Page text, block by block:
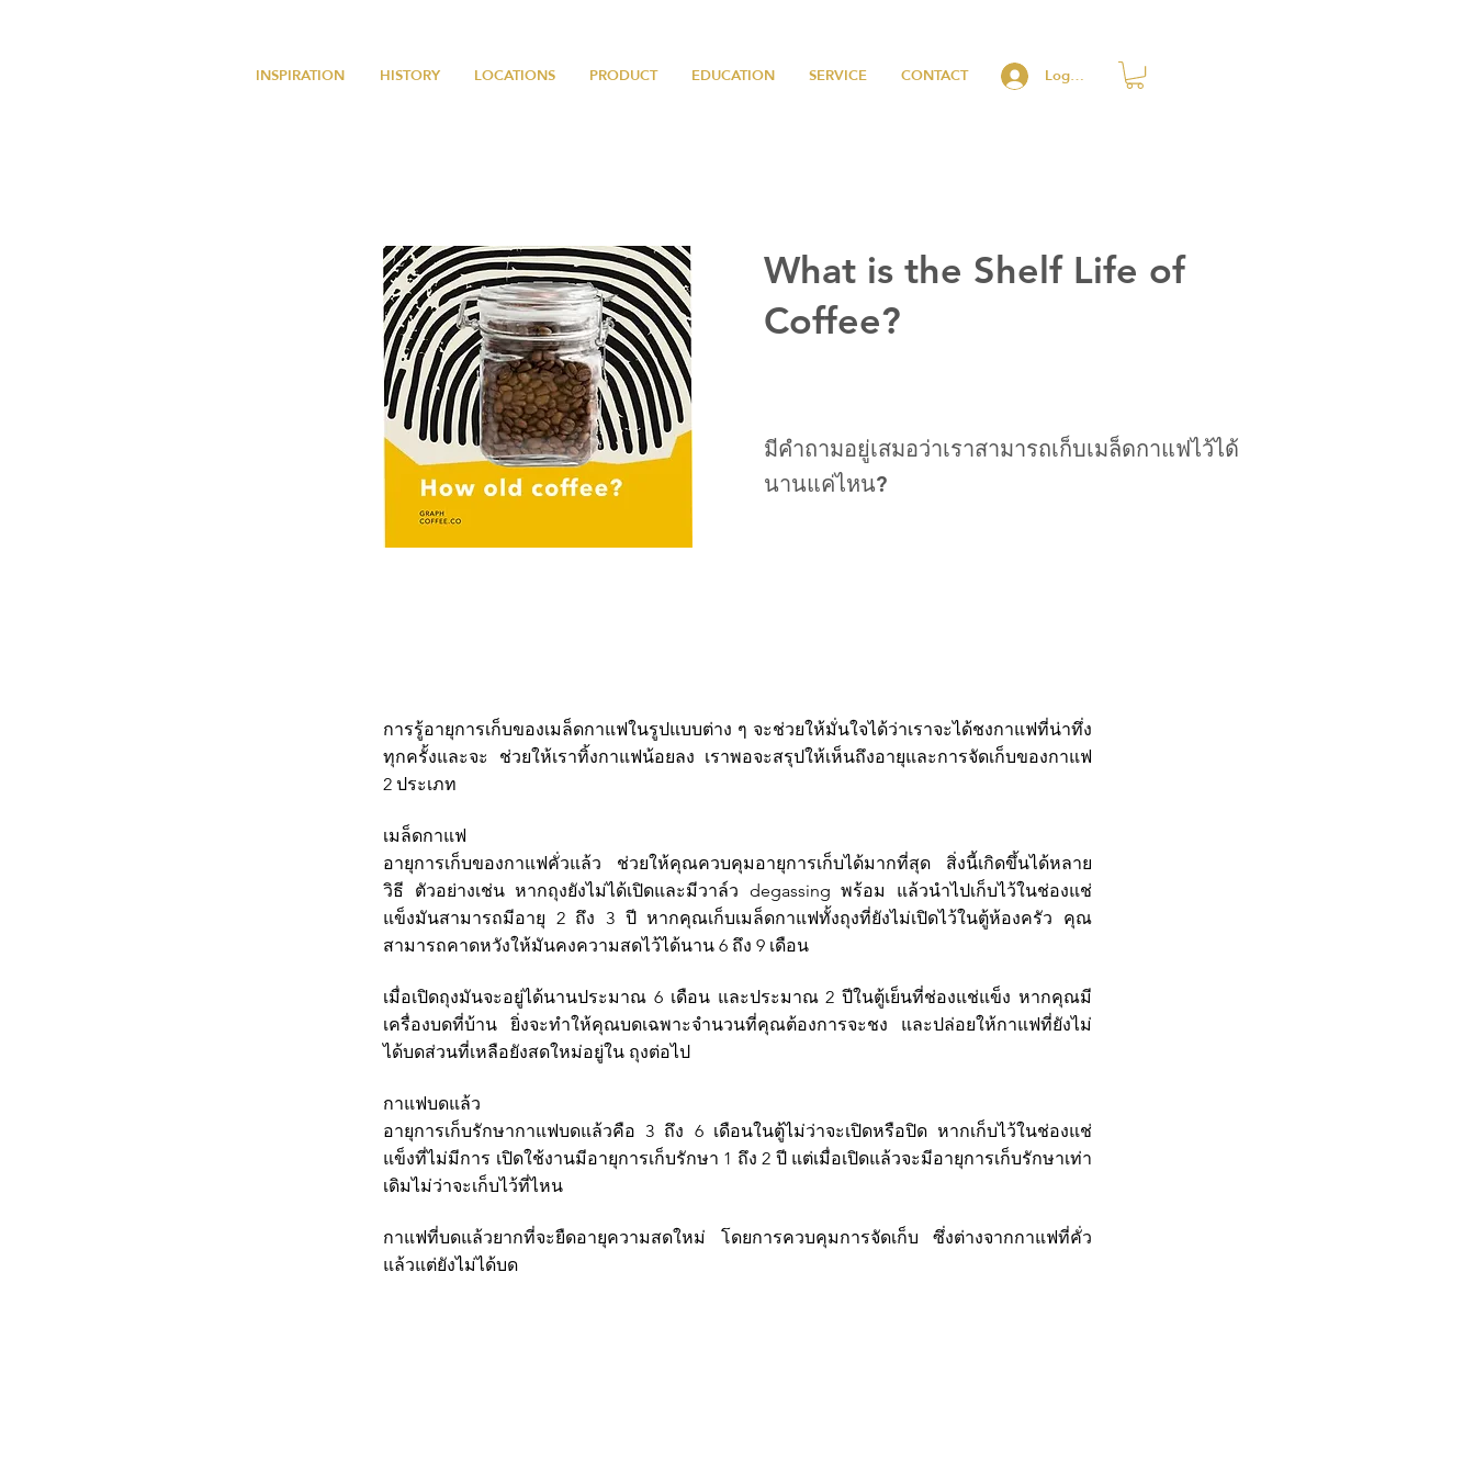
INSPIRATION HISTORY LOCATIONS PRODUCT EDUCATION SERVICE CONTACT Log In
What is the Shelf Life of
Coffee?
มีคำถามอยู่เสมอว่าเราสามารถเก็บเมล็ดกาแฟไว้ได้
นานแค่ไหน?
การรู้อายุการเก็บของเมล็ดกาแฟในรูปแบบต่าง ๆ จะช่วยให้มั่นใจได้ว่าเราจะได้ชงกาแฟที่น่าทึ่ง
ทุกครั้งและจะ ช่วยให้เราทิ้งกาแฟน้อยลง เราพอจะสรุปให้เห็นถึงอายุและการจัดเก็บของกาแฟ
2 ประเภท
เมล็ดกาแฟ
อายุการเก็บของกาแฟคั่วแล้ว ช่วยให้คุณควบคุมอายุการเก็บได้มากที่สุด สิ่งนี้เกิดขึ้นได้หลาย
วิธี ตัวอย่างเช่น หากถุงยังไม่ได้เปิดและมีวาล์ว degassing พร้อม แล้วนำไปเก็บไว้ในช่องแช่
แข็งมันสามารถมีอายุ 2 ถึง 3 ปี หากคุณเก็บเมล็ดกาแฟทั้งถุงที่ยังไม่เปิดไว้ในตู้ห้องครัว คุณ
สามารถคาดหวังให้มันคงความสดไว้ได้นาน 6 ถึง 9 เดือน
เมื่อเปิดถุงมันจะอยู่ได้นานประมาณ 6 เดือน และประมาณ 2 ปีในตู้เย็นที่ช่องแช่แข็ง หากคุณมี
เครื่องบดที่บ้าน ยิ่งจะทำให้คุณบดเฉพาะจำนวนที่คุณต้องการจะชง และปล่อยให้กาแฟที่ยังไม่
ได้บดส่วนที่เหลือยังสดใหม่อยู่ใน ถุงต่อไป
กาแฟบดแล้ว
อายุการเก็บรักษากาแฟบดแล้วคือ 3 ถึง 6 เดือนในตู้ไม่ว่าจะเปิดหรือปิด หากเก็บไว้ในช่องแช่
แข็งที่ไม่มีการ เปิดใช้งานมีอายุการเก็บรักษา 1 ถึง 2 ปี แต่เมื่อเปิดแล้วจะมีอายุการเก็บรักษาเท่า
เดิมไม่ว่าจะเก็บไว้ที่ไหน
กาแฟที่บดแล้วยากที่จะยืดอายุความสดใหม่ โดยการควบคุมการจัดเก็บ ซึ่งต่างจากกาแฟที่คั่ว
แล้วแต่ยังไม่ได้บด